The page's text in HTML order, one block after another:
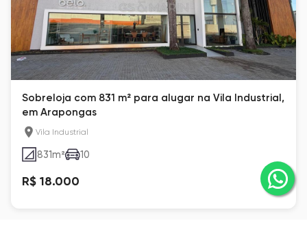
Sobreloja com 831 m² para alugar na Vila Industrial,
em Arapongas
Vila Industrial
831m² 10
R$ 18.000